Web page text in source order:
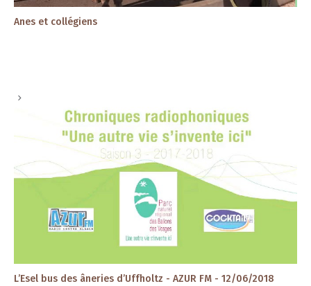
Anes et collégiens
L’Esel bus des âneries d’Uffholtz - AZUR FM - 12/06/2018